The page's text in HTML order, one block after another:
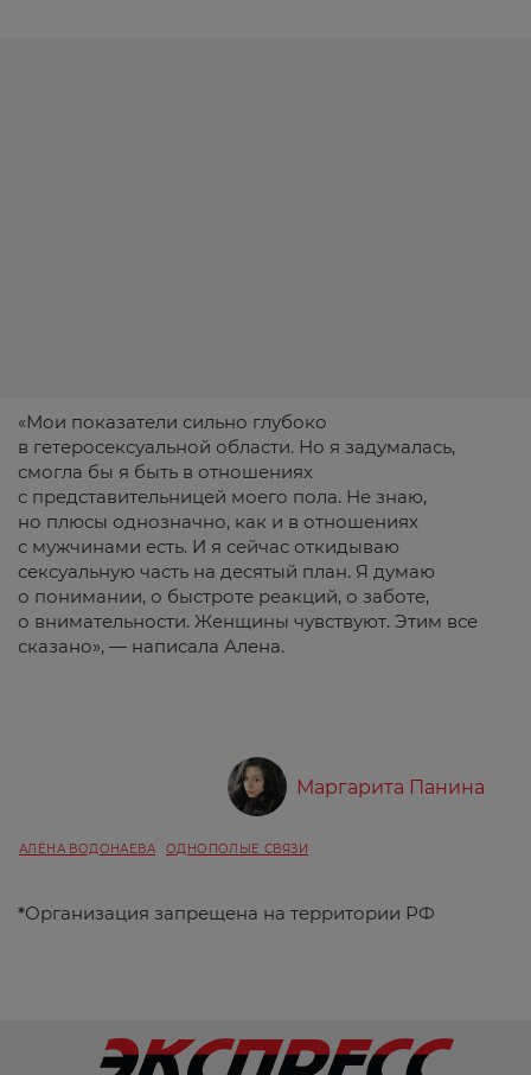
«Мои показатели сильно глубоко
в гетеросексуальной области. Но я задумалась,
смогла бы я быть в отношениях
с представительницей моего пола. Не знаю,
но плюсы однозначно, как и в отношениях
с мужчинами есть. И я сейчас откидываю
сексуальную часть на десятый план. Я думаю
о понимании, о быстроте реакций, о заботе,
о внимательности. Женщины чувствуют. Этим все
сказано», — написала Алена.
Маргарита Панина
АЛЁНА ВОДОНАЕВА ОДНОПОЛЫЕ СВЯЗИ
*Организация запрещена на территории РФ